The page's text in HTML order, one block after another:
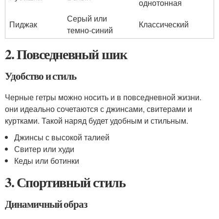
однотонная
Пиджак
Серый или
темно-синий
Классический
2. Повседневный шик
Удобство и стиль
Черные гетры можно носить и в повседневной жизни.
они идеально сочетаются с джинсами, свитерами и
куртками. Такой наряд будет удобным и стильным.
Джинсы с высокой талией
Свитер или худи
Кеды или ботинки
3. Спортивный стиль
Динамичный образ